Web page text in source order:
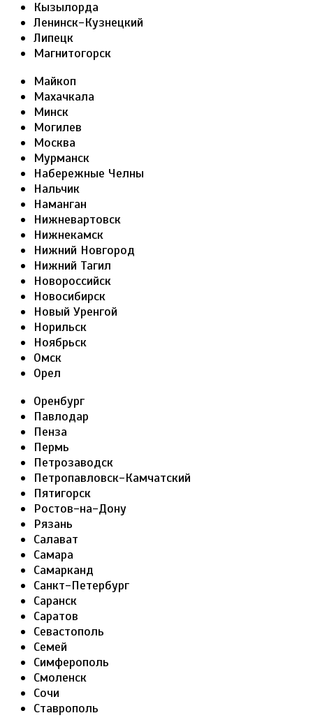
Кызылорда
Ленинск-Кузнецкий
Липецк
Магнитогорск
Майкоп
Махачкала
Минск
Могилев
Москва
Мурманск
Набережные Челны
Нальчик
Наманган
Нижневартовск
Нижнекамск
Нижний Новгород
Нижний Тагил
Новороссийск
Новосибирск
Новый Уренгой
Норильск
Ноябрьск
Омск
Орел
Оренбург
Павлодар
Пенза
Пермь
Петрозаводск
Петропавловск-Камчатский
Пятигорск
Ростов-на-Дону
Рязань
Салават
Самара
Самарканд
Санкт-Петербург
Саранск
Саратов
Севастополь
Семей
Симферополь
Смоленск
Сочи
Ставрополь